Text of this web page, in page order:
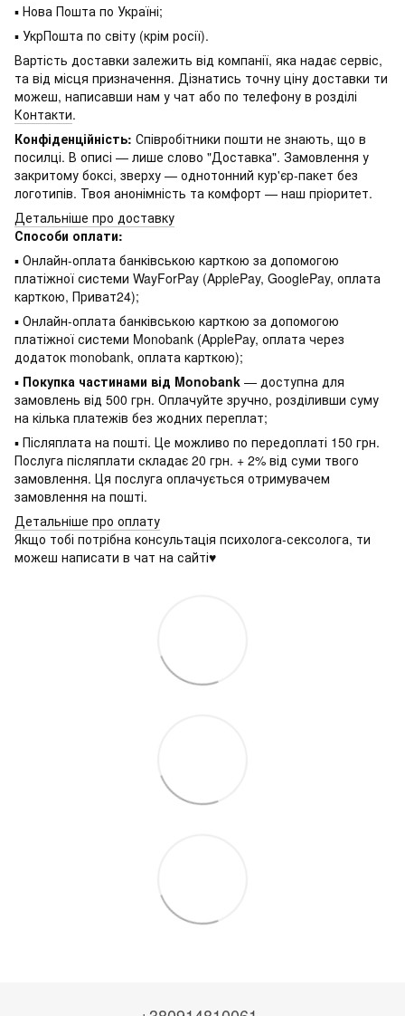
▪ Нова Пошта по Україні;
▪ УкрПошта по світу (крім росії).
Вартість доставки залежить від компанії, яка надає сервіс,
та від місця призначення. Дізнатись точну ціну доставки ти
можеш, написавши нам у чат або по телефону в розділі
Контакти.
Конфіденційність: Співробітники пошти не знають, що в
посилці. В описі — лише слово "Доставка". Замовлення у
закритому боксі, зверху — однотонний кур'єр-пакет без
логотипів. Твоя анонімність та комфорт — наш пріоритет.
Детальніше про доставку
Способи оплати:
▪ Онлайн-оплата банківською карткою за допомогою
платіжної системи WayForPay (ApplePay, GooglePay, оплата
карткою, Приват24);
▪ Онлайн-оплата банківською карткою за допомогою
платіжної системи Monobank (ApplePay, оплата через
додаток monobank, оплата карткою);
▪ Покупка частинами від Monobank — доступна для
замовлень від 500 грн. Оплачуйте зручно, розділивши суму
на кілька платежів без жодних переплат;
▪ Післяплата на пошті. Це можливо по передоплаті 150 грн.
Послуга післяплати складає 20 грн. + 2% від суми твого
замовлення. Ця послуга оплачується отримувачем
замовлення на пошті.
Детальніше про оплату
Якщо тобі потрібна консультація психолога-сексолога, ти
можеш написати в чат на сайті♥